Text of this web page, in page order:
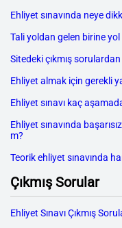
Ehliyet sınavında neye
Tali yoldan gelen birine yol
Sitedeki çıkmış sorulardan
Ehliyet almak için gerekli
Ehliyet sınavı kaç
Ehliyet sınavında
m?
Teorik ehliyet sınavında
Çıkmış Sorular
Ehliyet Sınavı Çıkmış